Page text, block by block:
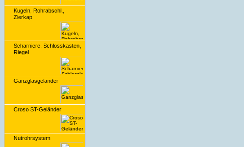
Kugeln, Rohrabschl.,
Zierkap
Scharniere, Schlosskasten,
Riegel
Ganzglasgeländer
Croso ST-Geländer
Nutrohrsystem